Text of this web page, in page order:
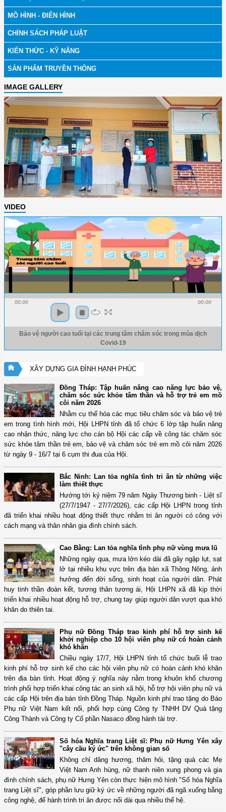
MÔ HÌNH - ĐIỂN HÌNH
CHÍNH SÁCH PHÁP LUẬT
KIẾN THỨC - KỸ NĂNG
SẢN PHẨM TRUYỀN THÔNG
IMAGE GALLERY
VIDEO
00:00 00:00
Bảo vệ người cao tuổi tại các trung tâm chăm sóc trong mùa dịch
Covid-19
XÂY DỰNG GIA ĐÌNH HẠNH PHÚC
Đồng Tháp: Tập huấn nâng cao năng lực bảo vệ,
chăm sóc sức khỏe tâm thần và hỗ trợ trẻ em mồ
côi năm 2026
Nhằm cụ thể hóa các mục tiêu chăm sóc và bảo vệ trẻ
em trong tình hình mới, Hội LHPN tỉnh đã tổ chức 6 lớp tập huấn nâng
cao nhận thức, năng lực cho cán bộ Hội các cấp về công tác chăm sóc
sức khỏe tâm thần trẻ em, bảo vệ và chăm sóc trẻ em mồ côi năm 2026
từ ngày 9 - 16/7 tại 6 cụm thi đua của Hội.
Bắc Ninh: Lan tỏa nghĩa tình tri ân từ những việc
làm thiết thực
Hướng tới kỷ niệm 79 năm Ngày Thương binh - Liệt sĩ
(27/7/1947 - 27/7/2026), các cấp Hội LHPN trong tỉnh
đã triển khai nhiều hoạt động thiết thực nhằm tri ân người có công với
cách mạng và thân nhân gia đình chính sách.
Cao Bằng: Lan tỏa nghĩa tình phụ nữ vùng mưa lũ
Những ngày qua, mưa lớn kéo dài đã gây ngập lụt, sạt
lở tại nhiều khu vực trên địa bàn xã Thông Nông, ảnh
hưởng đến đời sống, sinh hoạt của người dân. Phát
huy tinh thần đoàn kết, tương thân tương ái, Hội LHPN xã đã kịp thời
triển khai nhiều hoạt động hỗ trợ, chung tay giúp người dân vượt qua khó
khăn do thiên tai.
Phụ nữ Đồng Tháp trao kinh phí hỗ trợ sinh kế
khởi nghiệp cho 10 hội viên phụ nữ có hoàn cảnh
khó khăn
Chiều ngày 17/7, Hội LHPN tỉnh tổ chức buổi lễ trao
kinh phí hỗ trợ sinh kế cho các hội viên phụ nữ có hoàn cảnh khó khăn
trên địa bàn tỉnh. Hoạt động ý nghĩa này nằm trong khuôn khổ chương
trình phối hợp triển khai công tác an sinh xã hội, hỗ trợ hội viên phụ nữ và
các cấp Hội trên địa bàn tỉnh Đồng Tháp. Nguồn kinh phí trao tặng do Báo
Phụ nữ Việt Nam kết nối, phối hợp cùng Công ty TNHH DV Quà tặng
Công Thành và Công ty Cổ phần Nasaco đồng hành tài trợ.
Số hóa Nghĩa trang Liệt sĩ: Phụ nữ Hưng Yên xây
"cây cầu ký ức" trên không gian số
Không chỉ dâng hương, thăm hỏi, tặng quà các Mẹ
Việt Nam Anh hùng, nữ thanh niên xung phong và gia
đình chính sách, phụ nữ Hưng Yên còn thực hiện mô hình "Số hóa Nghĩa
trang Liệt sĩ", góp phần lưu giữ ký ức về những người đã ngã xuống bằng
công nghệ, để hành trình tri ân được nối dài qua nhiều thế hệ.